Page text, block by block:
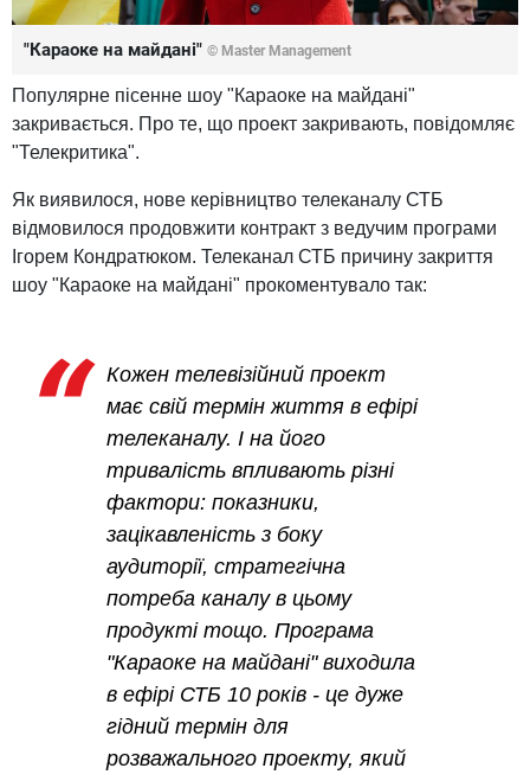
"Караоке на майдані" © Master Management
Популярне пісенне шоу "Караоке на майдані"
закривається. Про те, що проект закривають, повідомляє
"Телекритика".
Як виявилося, нове керівництво телеканалу СТБ
відмовилося продовжити контракт з ведучим програми
Ігорем Кондратюком. Телеканал СТБ причину закриття
шоу "Караоке на майдані" прокоментувало так:
Кожен телевізійний проект
має свій термін життя в ефірі
телеканалу. І на його
тривалість впливають різні
фактори: показники,
зацікавленість з боку
аудиторії, стратегічна
потреба каналу в цьому
продукті тощо. Програма
"Караоке на майдані" виходила
в ефірі СТБ 10 років - це дуже
гідний термін для
розважального проекту, який